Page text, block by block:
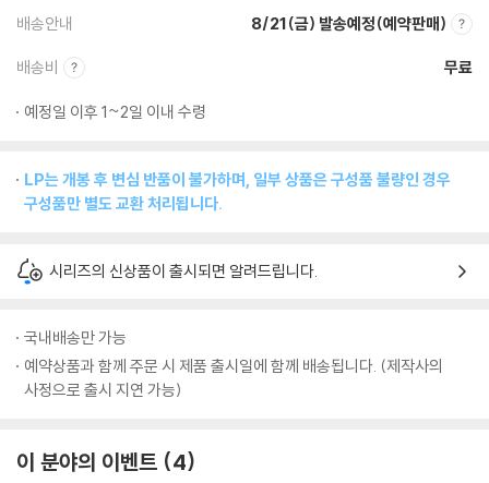
배송안내 8/21(금) 발송예정(예약판매)
배송비 무료
예정일 이후 1~2일 이내 수령
LP는 개봉 후 변심 반품이 불가하며, 일부 상품은 구성품 불량인 경우
구성품만 별도 교환 처리됩니다.
시리즈의 신상품이 출시되면 알려드립니다.
국내배송만 가능
예약상품과 함께 주문 시 제품 출시일에 함께 배송됩니다. (제작사의
사정으로 출시 지연 가능)
이 분야의 이벤트 4